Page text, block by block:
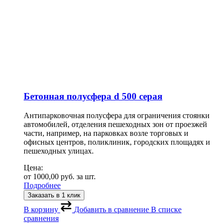
Бетонная полусфера d 500 серая
Антипарковочная полусфера для ограничения стоянки
автомобилей, отделения пешеходных зон от проезжей
части, например, на парковках возле торговых и
офисных центров, поликлиник, городских площадях и
пешеходных улицах.
Цена:
от 1000,00 руб. за шт.
Подробнее
Заказать в 1 клик
В корзину Добавить в сравнение В списке
сравнения